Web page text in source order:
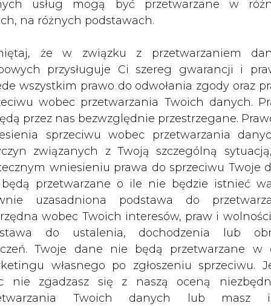
usług mogą być przetwarzane w
na różnych podstawach.
że w związku z przetwarzaniem
przysługuje Ci szereg gwarancji i
wszystkim prawo do odwołania zgody oraz
wobec przetwarzania Twoich danych.
przez nas bezwzględnie przestrzegane.
sprzeciwu wobec przetwarzania
związanych z Twoją szczególną
wniesieniu prawa do sprzeciwu Twoje
przetwarzane o ile nie będzie istnieć
uzasadniona podstawa do
wobec Twoich interesów, praw i
do ustalenia, dochodzenia lub
Twoje dane nie będą przetwarzane w
własnego po zgłoszeniu sprzeciwu.
nie zgadzasz się z naszą oceną
Twoich danych lub masz
Cena
USD/t
1D 1M YTD 1Y
182,20 0,0% 6,7% -30,0%
-
95,20 0,2% 9,1% 6,4%
786,10 -1,0% -2,2% 12,9%
740,10 -1,0% -2,3% 13,8%
723,02 -1,5% 3,6% 14,7%
662,71 -1,8% 2,7% 12,3%